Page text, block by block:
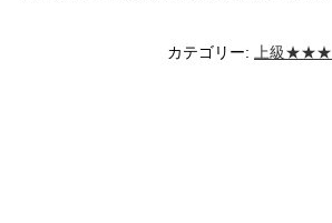
カテゴリー: 上級★★★